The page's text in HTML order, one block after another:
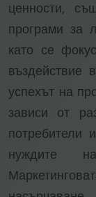
ценности,
програми за
като се
въздействие
успехът на
зависи от
потребители
нуждите